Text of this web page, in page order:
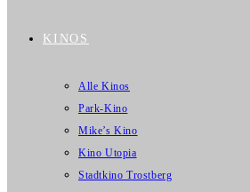
KINOS
Alle Kinos
Park-Kino
Mike’s Kino
Kino Utopia
Stadtkino Trostberg